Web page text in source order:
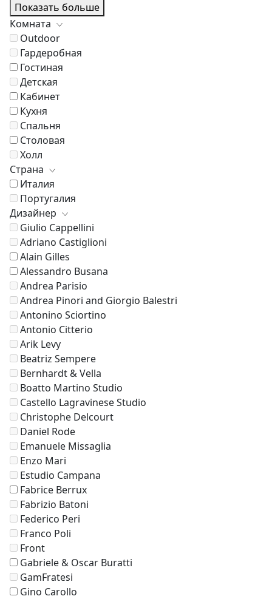
Показать больше
Комната
Outdoor
Гардеробная
Гостиная
Детская
Кабинет
Кухня
Спальня
Столовая
Холл
Страна
Италия
Португалия
Дизайнер
Giulio Cappellini
Adriano Castiglioni
Alain Gilles
Alessandro Busana
Andrea Parisio
Andrea Pinori and Giorgio Balestri
Antonino Sciortino
Antonio Citterio
Arik Levy
Beatriz Sempere
Bernhardt & Vella
Boatto Martino Studio
Castello Lagravinese Studio
Christophe Delcourt
Daniel Rode
Emanuele Missaglia
Enzo Mari
Estudio Campana
Fabrice Berrux
Fabrizio Batoni
Federico Peri
Franco Poli
Front
Gabriele & Oscar Buratti
GamFratesi
Gino Carollo